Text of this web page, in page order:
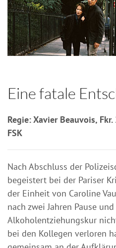
Eine fatale
Regie: Xavier Beauvois,
FSK
Nach Abschluss der
begeistert bei der Pariser
der Einheit von Caroline
nach zwei Jahren Pause
Alkoholentziehungskur
bei den Kollegen verloren